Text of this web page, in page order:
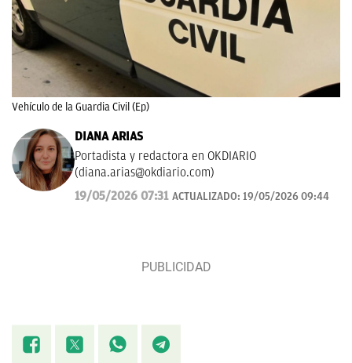
Vehículo de la Guardia Civil (Ep)
DIANA ARIAS
Portadista y redactora en OKDIARIO
(diana.arias@okdiario.com)
19/05/2026 07:31 ACTUALIZADO: 19/05/2026 09:44